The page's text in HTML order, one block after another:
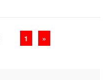
1 »